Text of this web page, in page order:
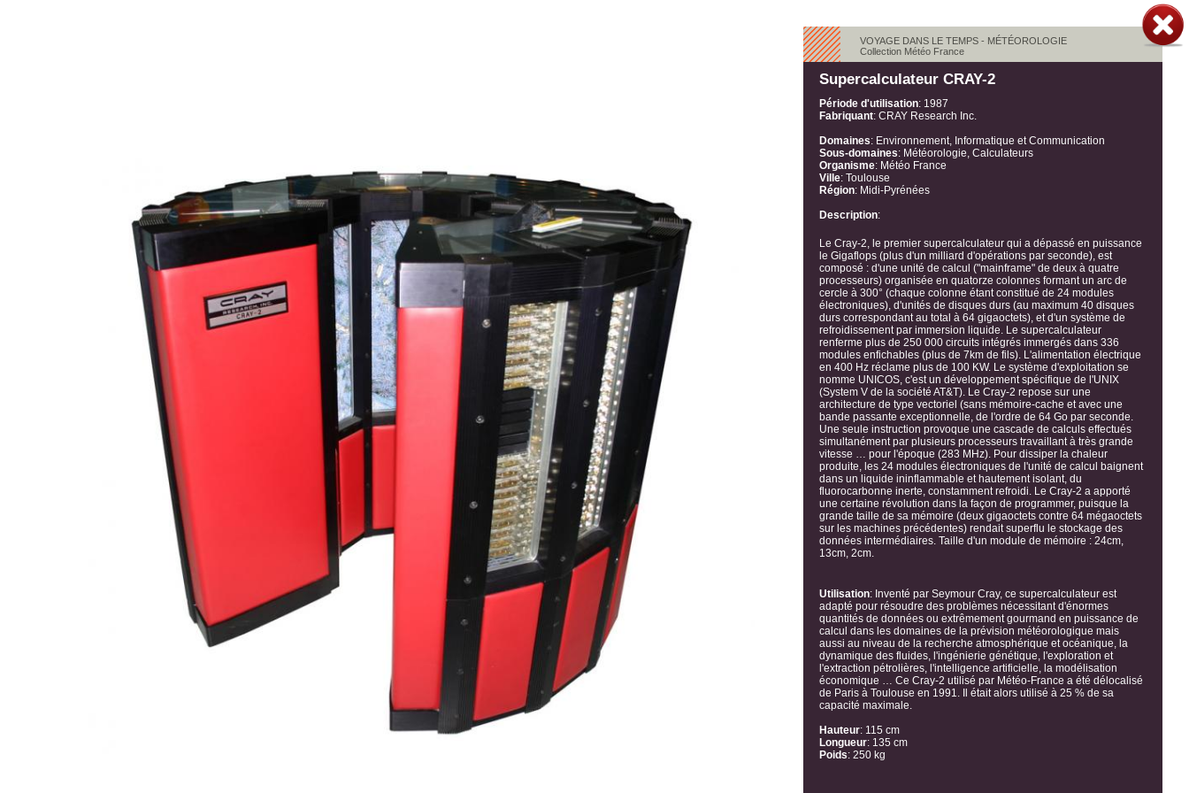
VOYAGE DANS LE TEMPS - MÉTÉOROLOGIE
Collection Météo France
Supercalculateur CRAY-2
Période d'utilisation: 1987
Fabriquant: CRAY Research Inc.
Domaines: Environnement, Informatique et Communication
Sous-domaines: Météorologie, Calculateurs
Organisme: Météo France
Ville: Toulouse
Région: Midi-Pyrénées
Description:
Le Cray-2, le premier supercalculateur qui a dépassé en puissance
le Gigaflops (plus d'un milliard d'opérations par seconde), est
composé : d'une unité de calcul ("mainframe" de deux à quatre
processeurs) organisée en quatorze colonnes formant un arc de
cercle à 300° (chaque colonne étant constitué de 24 modules
électroniques), d'unités de disques durs (au maximum 40 disques
durs correspondant au total à 64 gigaoctets), et d'un système de
refroidissement par immersion liquide. Le supercalculateur
renferme plus de 250 000 circuits intégrés immergés dans 336
modules enfichables (plus de 7km de fils). L'alimentation électrique
en 400 Hz réclame plus de 100 KW. Le système d'exploitation se
nomme UNICOS, c'est un développement spécifique de l'UNIX
(System V de la société AT&T). Le Cray-2 repose sur une
architecture de type vectoriel (sans mémoire-cache et avec une
bande passante exceptionnelle, de l'ordre de 64 Go par seconde.
Une seule instruction provoque une cascade de calculs effectués
simultanément par plusieurs processeurs travaillant à très grande
vitesse … pour l'époque (283 MHz). Pour dissiper la chaleur
produite, les 24 modules électroniques de l'unité de calcul baignent
dans un liquide ininflammable et hautement isolant, du
fluorocarbonne inerte, constamment refroidi. Le Cray-2 a apporté
une certaine révolution dans la façon de programmer, puisque la
grande taille de sa mémoire (deux gigaoctets contre 64 mégaoctets
sur les machines précédentes) rendait superflu le stockage des
données intermédiaires. Taille d'un module de mémoire : 24cm,
13cm, 2cm.
Utilisation: Inventé par Seymour Cray, ce supercalculateur est
adapté pour résoudre des problèmes nécessitant d'énormes
quantités de données ou extrêmement gourmand en puissance de
calcul dans les domaines de la prévision météorologique mais
aussi au niveau de la recherche atmosphérique et océanique, la
dynamique des fluides, l'ingénierie génétique, l'exploration et
l'extraction pétrolières, l'intelligence artificielle, la modélisation
économique … Ce Cray-2 utilisé par Météo-France a été délocalisé
de Paris à Toulouse en 1991. Il était alors utilisé à 25 % de sa
capacité maximale.
Hauteur: 115 cm
Longueur: 135 cm
Poids: 250 kg
RETOUR
VERS
LE
FUTUR
PATRIMOINE SCIENTIFIQUE : RETOUR VERS LE FUTUR
EXAMEN D’UNE EVOLUTION
SAUVEGARDER… POURQUOI ET POUR QUI ?
VERS UN PATRIMOINE IDEAL ...
CHOISIR ... LE DILEMNE DU TRI !
SAUVEGARDER EN MIDI-PYRÉNÉES : NOTRE MISSION
FAIRE PASSER LE COURANT - GÉNIE ÉLECTRIQUE
LIVRE DE TRAVAUX PRATIQUES D'ÉLECTROTECHNIQUE 1914
DU MONSTRE A LA PUCE : D'OÙ VIENT NOTRE ORDINATEUR ?
VOYAGE DANS LE TEMPS - MÉTÉOROLOGIE
VOUS AVEZ DIT OSNI ?